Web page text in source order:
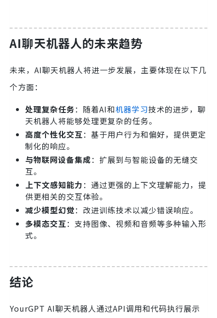
AI聊天机器人的未来趋势
未来，AI聊天机器人将进一步发展，主要体现在以下几
个方面：
处理复杂任务：随着AI和机器学习技术的进步，聊
天机器人将能够处理更复杂的任务。
高度个性化交互：基于用户行为和偏好，提供更定
制化的响应。
与物联网设备集成：扩展到与智能设备的无缝交
互。
上下文感知能力：通过更强的上下文理解能力，提
供更相关的交互体验。
减少模型幻觉：改进训练技术以减少错误响应。
多模态交互：支持图像、视频和音频等多种输入形
式。
结论
YourGPT AI聊天机器人通过API调用和代码执行展示